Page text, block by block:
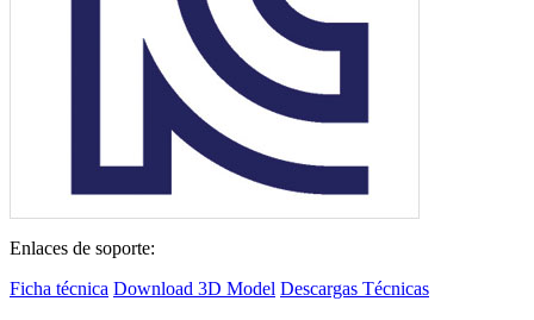
Enlaces de soporte:
Ficha técnica Download 3D Model Descargas Técnicas